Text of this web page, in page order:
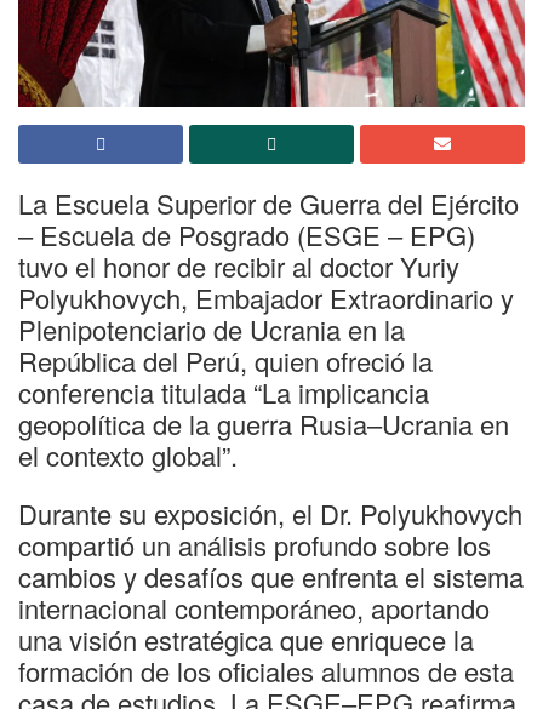
La Escuela Superior de Guerra del Ejército
– Escuela de Posgrado (ESGE – EPG)
tuvo el honor de recibir al doctor Yuriy
Polyukhovych, Embajador Extraordinario y
Plenipotenciario de Ucrania en la
República del Perú, quien ofreció la
conferencia titulada “La implicancia
geopolítica de la guerra Rusia–Ucrania en
el contexto global”.
Durante su exposición, el Dr. Polyukhovych
compartió un análisis profundo sobre los
cambios y desafíos que enfrenta el sistema
internacional contemporáneo, aportando
una visión estratégica que enriquece la
formación de los oficiales alumnos de esta